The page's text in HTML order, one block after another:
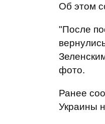
Об этом
"После
фото.
Ранее
Украины